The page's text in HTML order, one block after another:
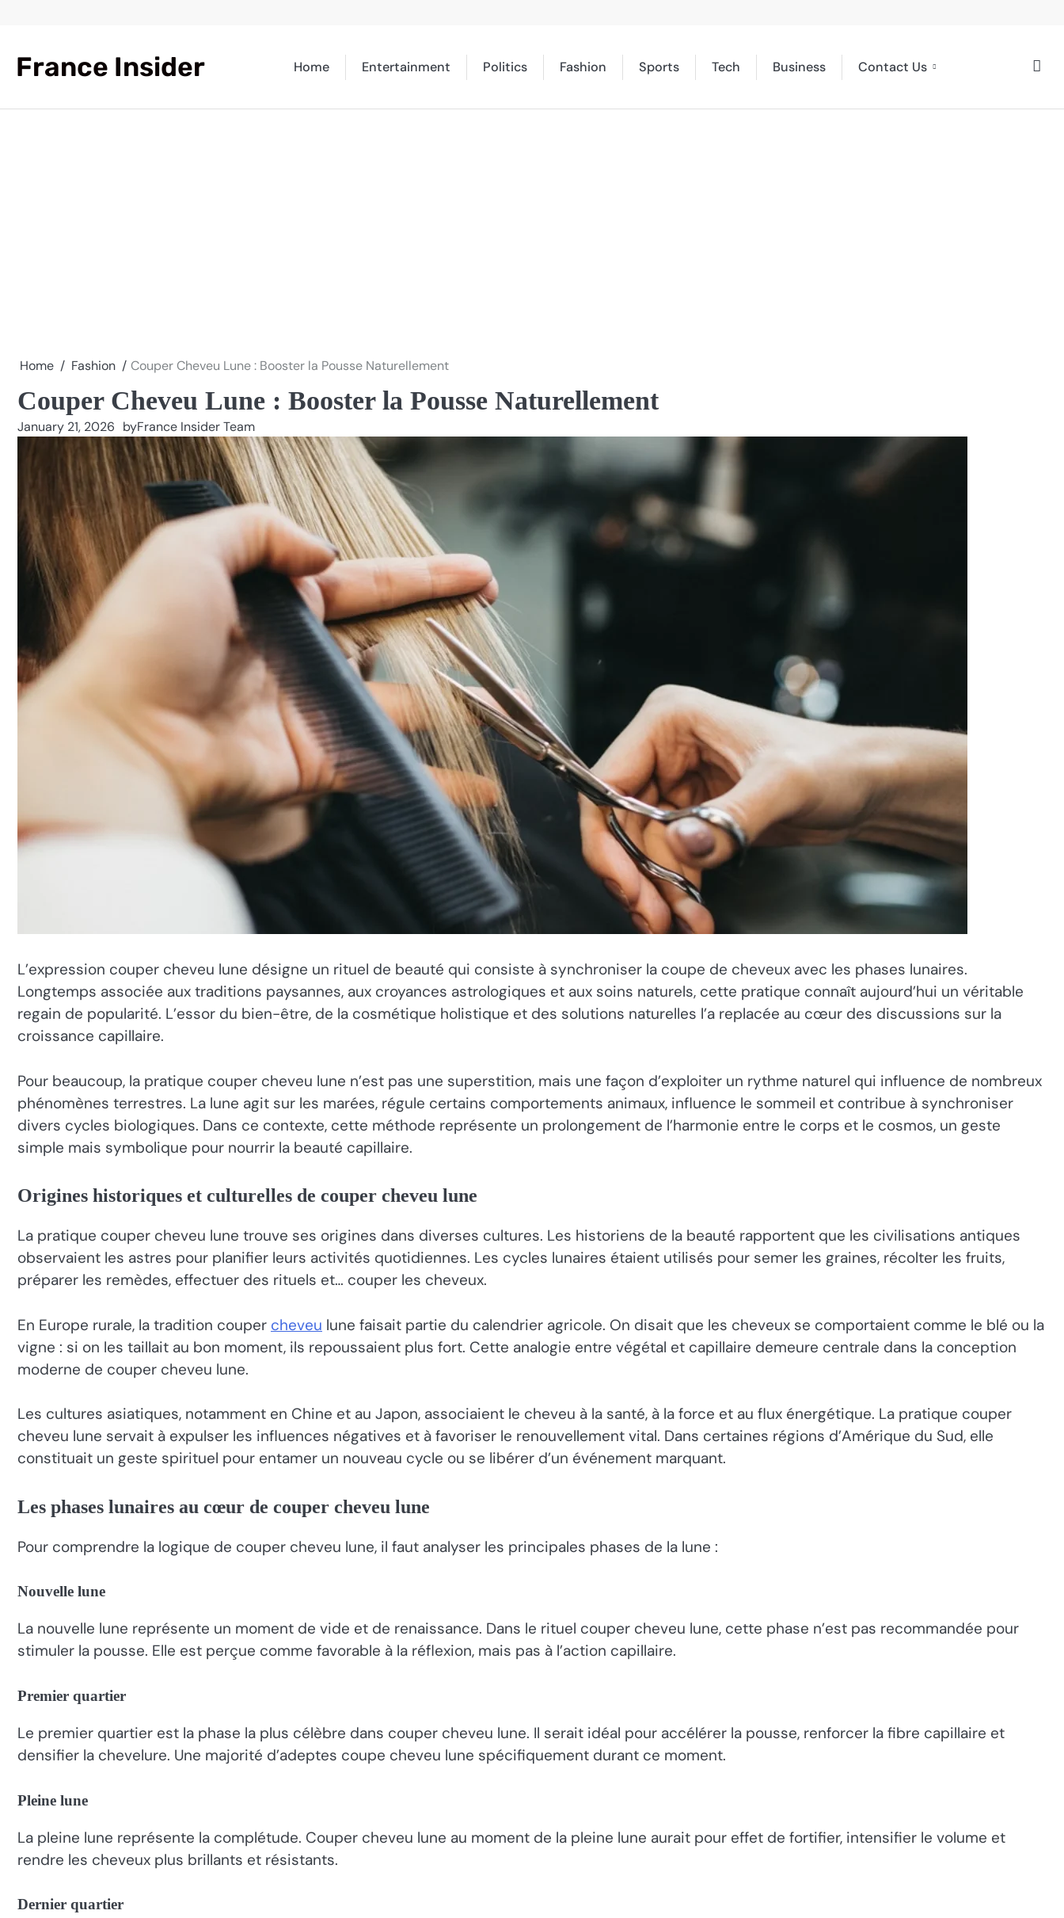
France Insider Home Entertainment Politics Fashion Sports Tech Business Contact Us
Home Fashion Couper Cheveu Lune : Booster la Pousse Naturellement
Couper Cheveu Lune : Booster la Pousse Naturellement
January 21, 2026 byFrance Insider Team
L’expression couper cheveu lune désigne un rituel de beauté qui consiste à synchroniser la coupe de cheveux avec les phases lunaires.
Longtemps associée aux traditions paysannes, aux croyances astrologiques et aux soins naturels, cette pratique connaît aujourd’hui un véritable
regain de popularité. L’essor du bien-être, de la cosmétique holistique et des solutions naturelles l’a replacée au cœur des discussions sur la
croissance capillaire.
Pour beaucoup, la pratique couper cheveu lune n’est pas une superstition, mais une façon d’exploiter un rythme naturel qui influence de nombreux
phénomènes terrestres. La lune agit sur les marées, régule certains comportements animaux, influence le sommeil et contribue à synchroniser
divers cycles biologiques. Dans ce contexte, cette méthode représente un prolongement de l’harmonie entre le corps et le cosmos, un geste
simple mais symbolique pour nourrir la beauté capillaire.
Origines historiques et culturelles de couper cheveu lune
La pratique couper cheveu lune trouve ses origines dans diverses cultures. Les historiens de la beauté rapportent que les civilisations antiques
observaient les astres pour planifier leurs activités quotidiennes. Les cycles lunaires étaient utilisés pour semer les graines, récolter les fruits,
préparer les remèdes, effectuer des rituels et… couper les cheveux.
En Europe rurale, la tradition couper cheveu lune faisait partie du calendrier agricole. On disait que les cheveux se comportaient comme le blé ou la
vigne : si on les taillait au bon moment, ils repoussaient plus fort. Cette analogie entre végétal et capillaire demeure centrale dans la conception
moderne de couper cheveu lune.
Les cultures asiatiques, notamment en Chine et au Japon, associaient le cheveu à la santé, à la force et au flux énergétique. La pratique couper
cheveu lune servait à expulser les influences négatives et à favoriser le renouvellement vital. Dans certaines régions d’Amérique du Sud, elle
constituait un geste spirituel pour entamer un nouveau cycle ou se libérer d’un événement marquant.
Les phases lunaires au cœur de couper cheveu lune
Pour comprendre la logique de couper cheveu lune, il faut analyser les principales phases de la lune :
Nouvelle lune
La nouvelle lune représente un moment de vide et de renaissance. Dans le rituel couper cheveu lune, cette phase n’est pas recommandée pour
stimuler la pousse. Elle est perçue comme favorable à la réflexion, mais pas à l’action capillaire.
Premier quartier
Le premier quartier est la phase la plus célèbre dans couper cheveu lune. Il serait idéal pour accélérer la pousse, renforcer la fibre capillaire et
densifier la chevelure. Une majorité d’adeptes coupe cheveu lune spécifiquement durant ce moment.
Pleine lune
La pleine lune représente la complétude. Couper cheveu lune au moment de la pleine lune aurait pour effet de fortifier, intensifier le volume et
rendre les cheveux plus brillants et résistants.
Dernier quartier